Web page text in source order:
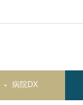
病院DX